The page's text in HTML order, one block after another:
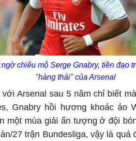
chiêu mộ Serge Gnabry, tiền đạo
"hàng thải" của Arsenal
Arsenal sau 5 năm chỉ biết
Gnabry hồi hương khoác áo
một mùa giải ấn tượng ở đội
27 trận Bundesliga, vậy là quá